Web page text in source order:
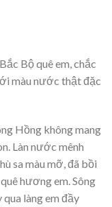
Bộ quê em, chắc
màu nước thật đặc
Hồng không mang
Làn nước mênh
sa màu mỡ, đã bồi
hương em. Sông
làng em đầy